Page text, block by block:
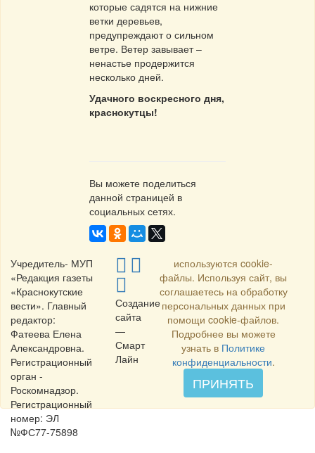
которые садятся на нижние
ветки деревьев,
предупреждают о сильном
ветре. Ветер завывает –
ненастье продержится
несколько дней.
Удачного воскресного дня,
краснокутцы!
Вы можете поделиться
данной страницей в
социальных сетях.
Учредитель- МУП
«Редакция газеты
«Краснокутские
вести». Главный
редактор:
Фатеева Елена
Александровна.
Регистрационный
орган -
Роскомнадзор.
Регистрационный
номер: ЭЛ
№ФС77-75898
Создание
сайта
—
Смарт
Лайн
используются cookie-
файлы. Используя сайт, вы
соглашаетесь на обработку
персональных данных при
помощи cookie-файлов.
Подробнее вы можете
узнать в Политике
конфиденциальности.
ПРИНЯТЬ